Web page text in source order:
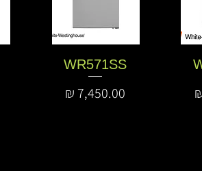
WR571SS
מחיר